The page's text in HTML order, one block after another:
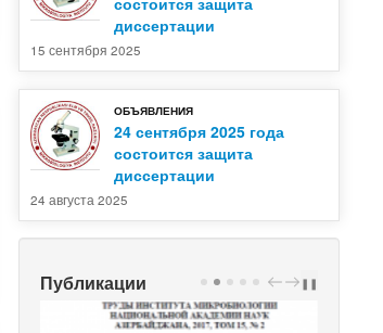
диссертации
15 сентября 2025
ОБЪЯВЛЕНИЯ
24 сентября 2025 года
состоится защита
диссертации
24 августа 2025
Публикации PREV
NEXT
❚❚